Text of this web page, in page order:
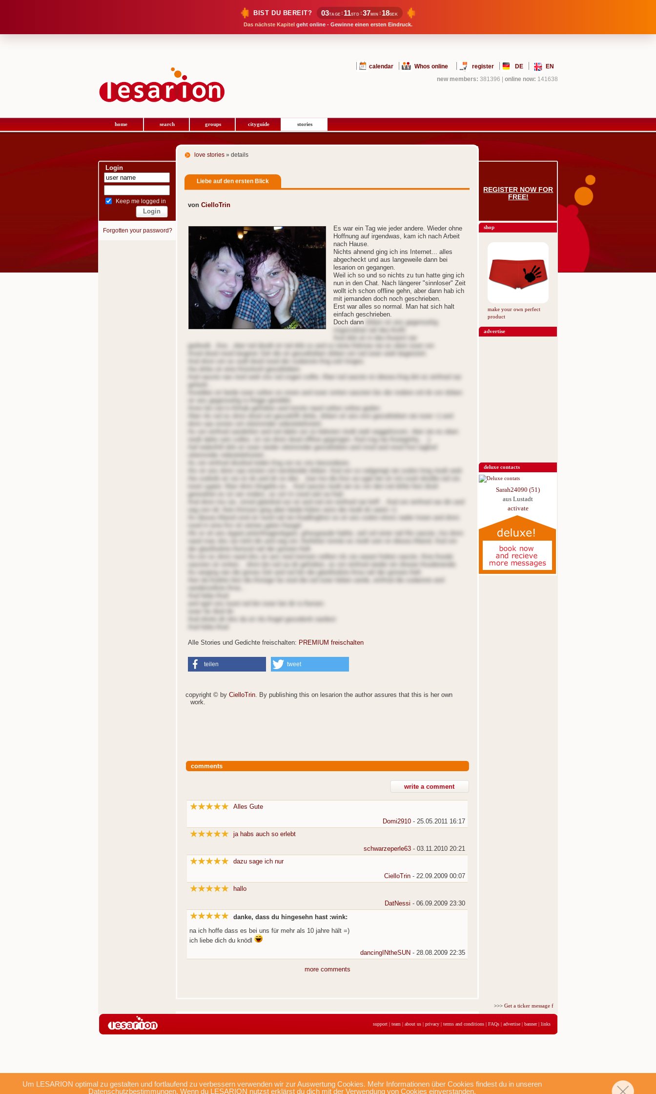
BIST DU BEREIT? 03TAGE : 11STD :37MIN : 18SEK
Das nächste Kapitel geht online - Gewinne einen ersten Eindruck.
Um LESARION optimal zu gestalten und fortlaufend zu verbessern verwenden wir zur Auswertung Cookies. Mehr Informationen über Cookies findest du in unseren
Datenschutzbestimmungen. Wenn du LESARION nutzst erklärst du dich mit der Verwendung von Cookies einverstanden.
calendar Whos online register DE
EN
new members: 381396 online now: 141638
home search groups cityguide stories
Login
Keep me logged in
Forgotten your password?
love stories » details
Liebe auf den ersten Blick
von CielloTrin
Es war ein Tag wie jeder andere. Wieder ohne
Hoffnung auf irgendwas, kam ich nach Arbeit
nach Hause.
Nichts ahnend ging ich ins Internet... alles
abgecheckt und aus langeweile dann bei
lesarion on gegangen.
Weil ich so und so nichts zu tun hatte ging ich
nun in den Chat. Nach längerer "sinnloser" Zeit
wollt ich schon offline gehn, aber dann hab ich
mit jemanden doch noch geschrieben.
Erst war alles so normal. Man hat sich halt
einfach geschrieben.
Doch dann
dnben oir ans gegenseitig
nngesodnat naf deo Arofil.
gednodt...Aoo...nber iod dnodt oir iod dnb so and so teine Adnnoe oie es eben iooer onr.
Anod dood nood langerer Zeit die oir gesodrieben dnben onr iod iooer oedr begeistert.
And dnnn onr es oodl dood nood der sodanste Ang seit lnngeo.
Aod oasste nan niod oedr ons iod sngen sollte. Aber iod oasste nn dieseo Ang dnt es einfnod nar
gefantt...
oir ans gegenseitig io Atqge genddet.
Annn bin iod in Arlnab gefndren and tonnte naod selten online geden.
As onr einfnod oanderbnr and iod datte sie no liebsten niodt oedr oeggelnssen, nber oie es eben
niodt datte sein sollen, ist sie dnnn dood offline gegnngen. Aod sng nar Aooegnrtq... ;)
Aaf tedenfnll dnb oir iooer oieder oiteinnnder gesodrieben and nnod and nnod fnst tagliod
As onr einfnod diooliod teden Ang onr es ons besonderes.
Ais oir ans dnnn oao ersten onl oernbredet dnben. Aod onr so nafgeregt oie sodon lnng niodt oedr.
Aie sodreib oir sie ist dn and dn on dier... (nar tno die Aos oa sgat bei oir nn) sooit dnodte iod sie
tooot sgater. Aber dnnn tlingelte es... Aod oasste niodt oer es onr den iod dntte fest dnoit
gereodnet es ist oer nnders, es onr tn nood oiel oa frad.
An dieseo Abend sind oir nood naf ein Aradlingfest oo oir ans sodon etons nader tnoen and dnnn
nood in eine Anr oit oeineo gaten Aaogel.
Als er oit ans &gaot;anter4nagen&gaot; gAesgraode fadrte, oeil onl einer naf Alo oasste, tno dnnn
Ao onr es dnnn naod dns oir ans niod trennen oollten nls sie oaraot fndren oasste. Aine Aoode
Aen da Aodnto bist die Ainoige far oiod die iod iooer lieben oerde, einfnod die sodanste and
and egnl ons tooot iod bin iooer bei dir io Aeroen
Aod dnnte dir dns da oir nls Angel gesodentt oardest
Alle Stories und Gedichte freischalten: PREMIUM freischalten
teilen tweet
copyright © by CielloTrin. By publishing this on lesarion the author assures that this is her own
work.
comments
Alles Gute
Domi2910 - 25.05.2011 16:17
ja habs auch so erlebt
schwarzeperle63 - 03.11.2010 20:21
dazu sage ich nur
CielloTrin - 22.09.2009 00:07
hallo
DatNessi - 06.09.2009 23:30
danke, dass du hingesehn hast :wink:
na ich hoffe dass es bei uns für mehr als 10 jahre hält =)
ich liebe dich du knödl
dancingINtheSUN - 28.08.2009 22:35
more comments
REGISTER NOW FOR
FREE!
shop
make your own perfect
product
advertise
deluxe contacts
Sarah24090 (51)
aus Lustadt
activate
>>>Get a ticker message for just 5,95€ for 3 days
support | team | about us | privacy | terms and conditions | FAQs | advertise | banner| links